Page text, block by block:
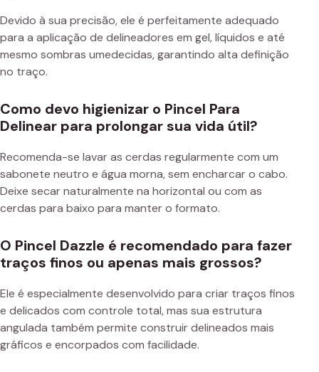
Devido à sua precisão, ele é perfeitamente adequado
para a aplicação de delineadores em gel, líquidos e até
mesmo sombras umedecidas, garantindo alta definição
no traço.
Como devo higienizar o Pincel Para
Delinear para prolongar sua vida útil?
Recomenda-se lavar as cerdas regularmente com um
sabonete neutro e água morna, sem encharcar o cabo.
Deixe secar naturalmente na horizontal ou com as
cerdas para baixo para manter o formato.
O Pincel Dazzle é recomendado para fazer
traços finos ou apenas mais grossos?
Ele é especialmente desenvolvido para criar traços finos
e delicados com controle total, mas sua estrutura
angulada também permite construir delineados mais
gráficos e encorpados com facilidade.